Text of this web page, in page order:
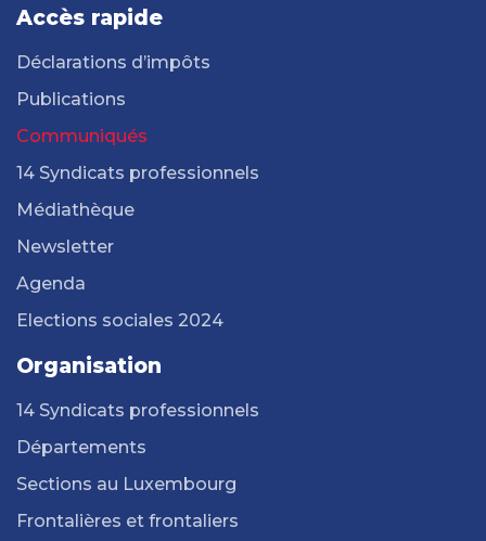
Accès rapide
Déclarations d’impôts
Publications
Communiqués
14 Syndicats professionnels
Médiathèque
Newsletter
Agenda
Elections sociales 2024
Organisation
14 Syndicats professionnels
Départements
Sections au Luxembourg
Frontalières et frontaliers